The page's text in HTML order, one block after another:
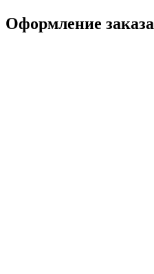
Оформление заказа